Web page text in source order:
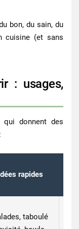
bon, du sain, du
cuisine (et sans
: usages,
qui donnent des
rapides
taboulé